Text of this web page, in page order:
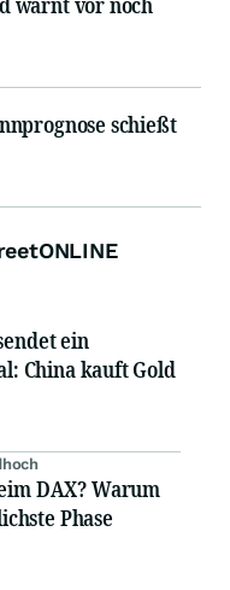
schießt
ein
China kauft Gold
DAX? Warum
Phase